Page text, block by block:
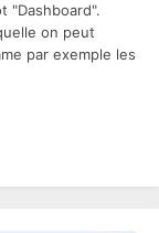
"Dashboard".
on peut
par exemple les